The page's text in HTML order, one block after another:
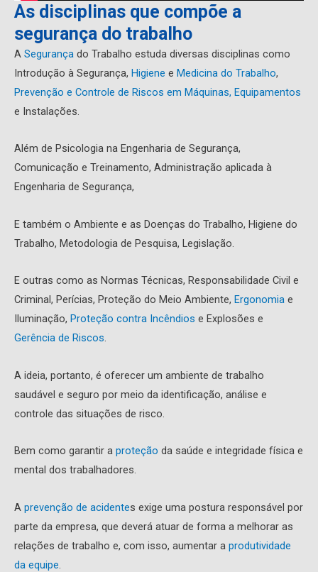
As disciplinas que compõe a
segurança do trabalho
A Segurança do Trabalho estuda diversas disciplinas como
Introdução à Segurança, Higiene e Medicina do Trabalho,
Prevenção e Controle de Riscos em Máquinas, Equipamentos
e Instalações.
Além de Psicologia na Engenharia de Segurança,
Comunicação e Treinamento, Administração aplicada à
Engenharia de Segurança,
E também o Ambiente e as Doenças do Trabalho, Higiene do
Trabalho, Metodologia de Pesquisa, Legislação.
E outras como as Normas Técnicas, Responsabilidade Civil e
Criminal, Perícias, Proteção do Meio Ambiente, Ergonomia e
Iluminação, Proteção contra Incêndios e Explosões e
Gerência de Riscos.
A ideia, portanto, é oferecer um ambiente de trabalho
saudável e seguro por meio da identificação, análise e
controle das situações de risco.
Bem como garantir a proteção da saúde e integridade física e
mental dos trabalhadores.
A prevenção de acidentes exige uma postura responsável por
parte da empresa, que deverá atuar de forma a melhorar as
relações de trabalho e, com isso, aumentar a produtividade
da equipe.